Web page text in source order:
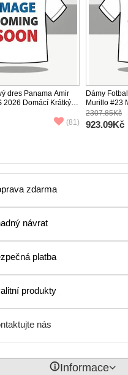
dres Panama Amir
2026 Domácí Krátký
(81)
Dámy
Murillo #23
Rukáv
2307.85Kč
923.09Kč
zdarma
návrat
platba
produkty
nás
󰈢Informace